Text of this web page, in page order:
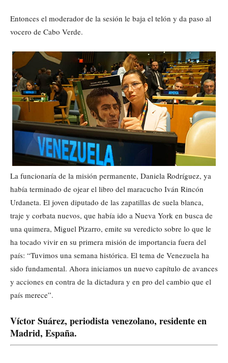
Entonces el moderador de la sesión le baja el telón y da paso al
vocero de Cabo Verde.
La funcionaría de la misión permanente, Daniela Rodríguez, ya
había terminado de ojear el libro del maracucho Iván Rincón
Urdaneta. El joven diputado de las zapatillas de suela blanca,
traje y corbata nuevos, que había ido a Nueva York en busca de
una quimera, Miguel Pizarro, emite su veredicto sobre lo que le
ha tocado vivir en su primera misión de importancia fuera del
país: “Tuvimos una semana histórica. El tema de Venezuela ha
sido fundamental. Ahora iniciamos un nuevo capítulo de avances
y acciones en contra de la dictadura y en pro del cambio que el
país merece”.
Víctor Suárez, periodista venezolano, residente en
Madrid, España.